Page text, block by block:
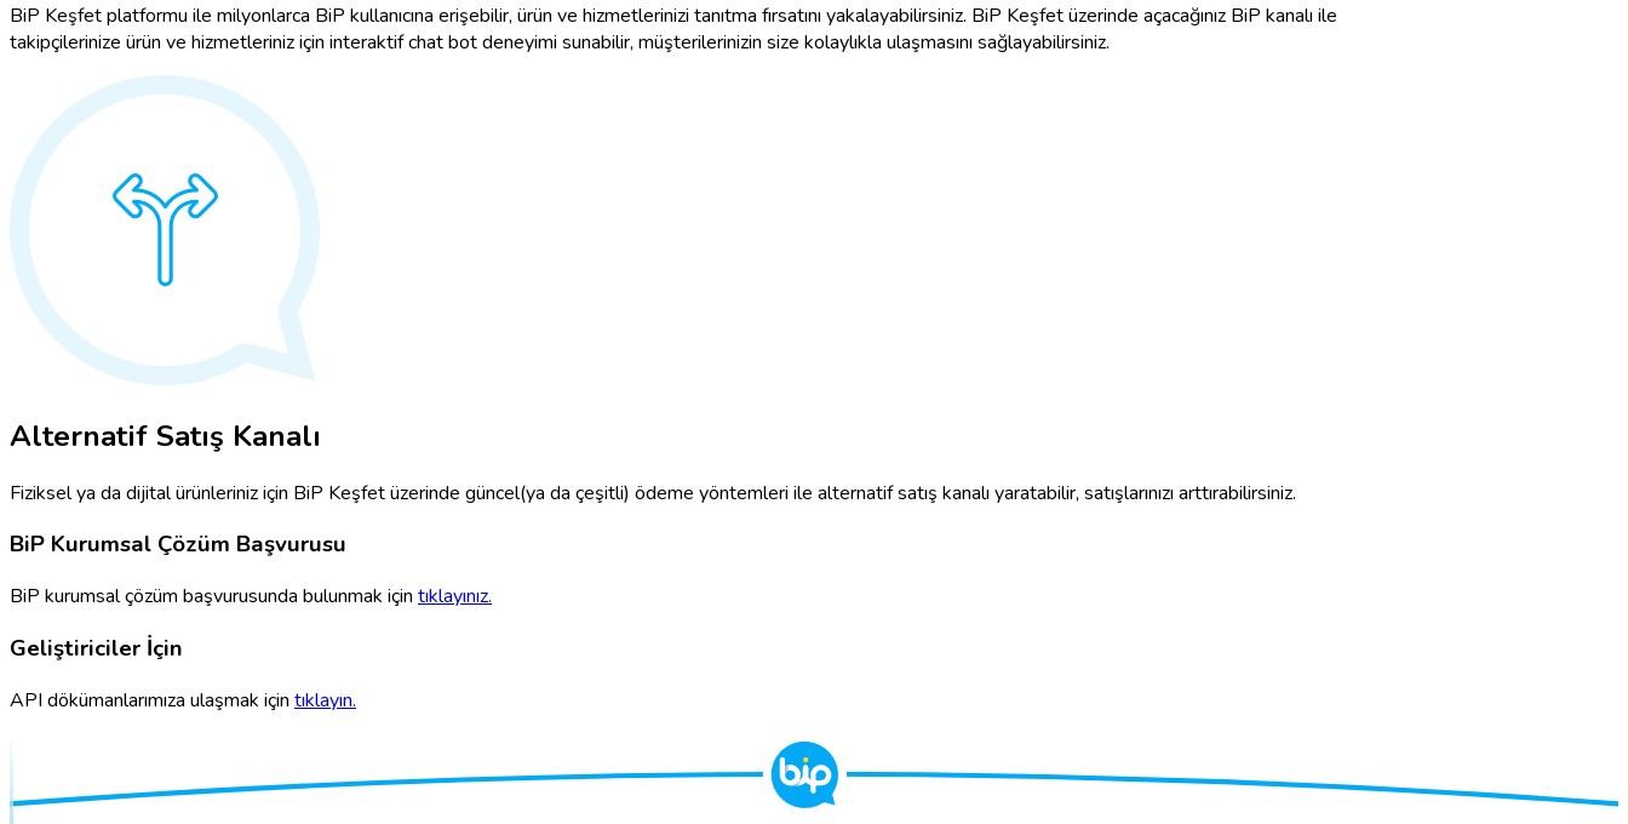
BiP Keşfet platformu ile milyonlarca BiP kullanıcına erişebilir, ürün ve hizmetlerinizi tanıtma fırsatını yakalayabilirsiniz. BiP Keşfet üzerinde açacağınız BiP kanalı ile
takipçilerinize ürün ve hizmetleriniz için interaktif chat bot deneyimi sunabilir, müşterilerinizin size kolaylıkla ulaşmasını sağlayabilirsiniz.
Alternatif Satış Kanalı
Fiziksel ya da dijital ürünleriniz için BiP Keşfet üzerinde güncel(ya da çeşitli) ödeme yöntemleri ile alternatif satış kanalı yaratabilir, satışlarınızı arttırabilirsiniz.
BiP Kurumsal Çözüm Başvurusu
BiP kurumsal çözüm başvurusunda bulunmak için tıklayınız.
Geliştiriciler İçin
API dökümanlarımıza ulaşmak için tıklayın.